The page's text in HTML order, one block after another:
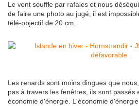
Le vent souffle par rafales et nous
de faire une photo au jugé, il est
télé-objectif de 20 cm.
Les renards sont moins dingues que
pas à travers les fenêtres, ils sont passés
économie d'énergie. L'économie